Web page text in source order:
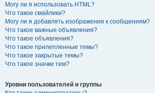
Могу ли я использовать HTML?
Что такое смайлики?
Могу ли я добавлять изображения к сообщениям?
Что такое важные объявления?
Что такое объявления?
Что такое прилепленные темы?
Что такое закрытые темы?
Что такое значки тем?
Уровни пользователей и группы